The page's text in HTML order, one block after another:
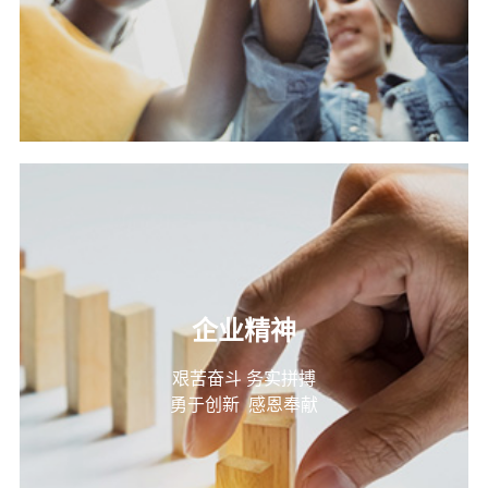
企业精神
艰苦奋斗 务实拼搏
勇于创新 感恩奉献